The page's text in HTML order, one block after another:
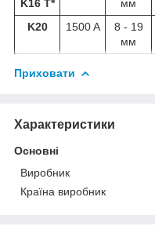
K16 T*
мм
K20
1500 A
8 - 19
мм
Приховати
Характеристики
Основні
Виробник
Країна виробник